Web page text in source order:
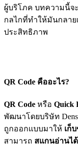
ผู้บริโภค บทความนี้จ
กลไกที่ทำให้มันกลาย
ประสิทธิภาพ
QR Code คืออะไร?
QR Code หรือ Quick
พัฒนาโดยบริษัท
ถูกออกแบบมาให้ เก็
สามารถ สแกนอ่านได้